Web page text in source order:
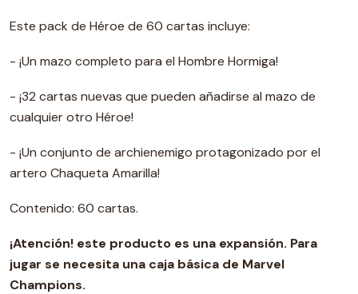
Este pack de Héroe de 60 cartas incluye:
- ¡Un mazo completo para el Hombre Hormiga!
- ¡32 cartas nuevas que pueden añadirse al mazo de
cualquier otro Héroe!
- ¡Un conjunto de archienemigo protagonizado por el
artero Chaqueta Amarilla!
Contenido: 60 cartas.
¡Atención! este producto es una expansión. Para
jugar se necesita una caja básica de Marvel
Champions.